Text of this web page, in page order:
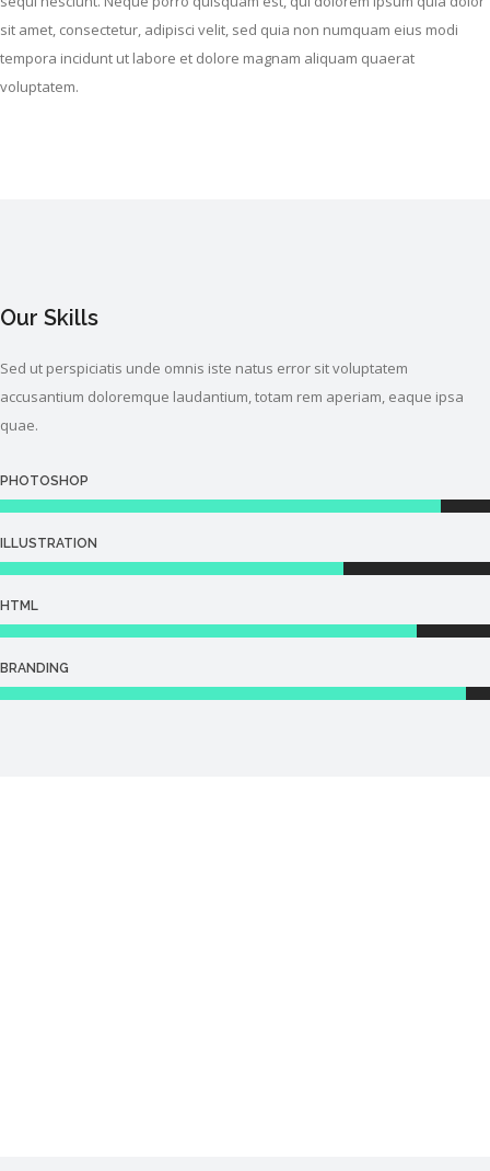
sit amet, consectetur, adipisci velit, sed quia non numquam eius modi
tempora incidunt ut labore et dolore magnam aliquam quaerat
voluptatem.
Our Skills
Sed ut perspiciatis unde omnis iste natus error sit voluptatem
accusantium doloremque laudantium, totam rem aperiam, eaque ipsa
quae.
PHOTOSHOP
ILLUSTRATION
HTML
BRANDING